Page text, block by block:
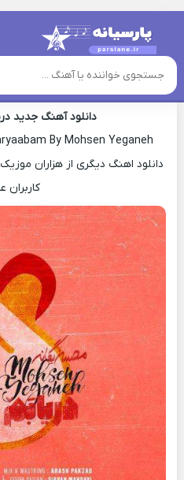
خانه » دانلود آهنگ جدید
اهنگ محسن یگانه دریابم
دانلود آهنگ جدید
By Mohsen Yeganeh
دانلود اهنگ دیگری از هزاران
کاربران